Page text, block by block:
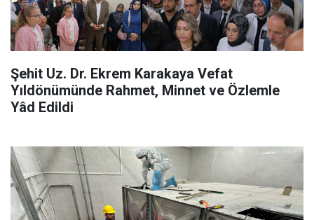
Şehit Uz. Dr. Ekrem Karakaya Vefat
Yıldönümünde Rahmet, Minnet ve Özlemle
Yâd Edildi